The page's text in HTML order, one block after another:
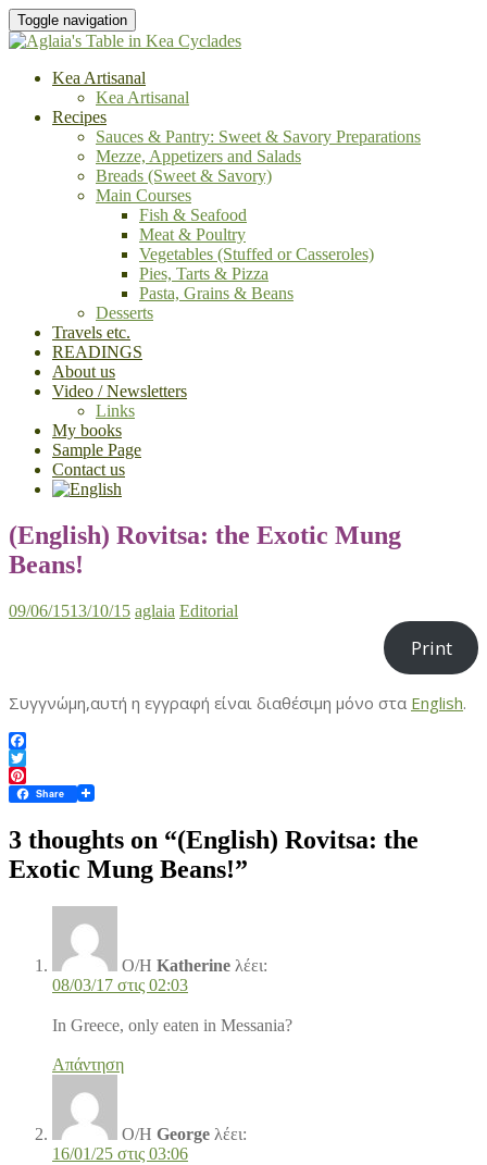
Toggle navigation
Kea Artisanal
Kea Artisanal
Recipes
Sauces & Pantry: Sweet & Savory Preparations
Mezze, Appetizers and Salads
Breads (Sweet & Savory)
Main Courses
Fish & Seafood
Meat & Poultry
Vegetables (Stuffed or Casseroles)
Pies, Tarts & Pizza
Pasta, Grains & Beans
Desserts
Travels etc.
READINGS
About us
Video / Newsletters
Links
My books
Sample Page
Contact us
(English) Rovitsa: the Exotic Mung
Beans!
09/06/1513/10/15 aglaia Editorial
Print
Συγγνώμη,αυτή η εγγραφή είναι διαθέσιμη μόνο στα English.
Facebook
Twitter
Pinterest
Share
3 thoughts on “(English) Rovitsa: the
Exotic Mung Beans!”
Ο/Η Katherine λέει:
08/03/17 στις 02:03
In Greece, only eaten in Messania?
Απάντηση
Ο/Η George λέει:
16/01/25 στις 03:06